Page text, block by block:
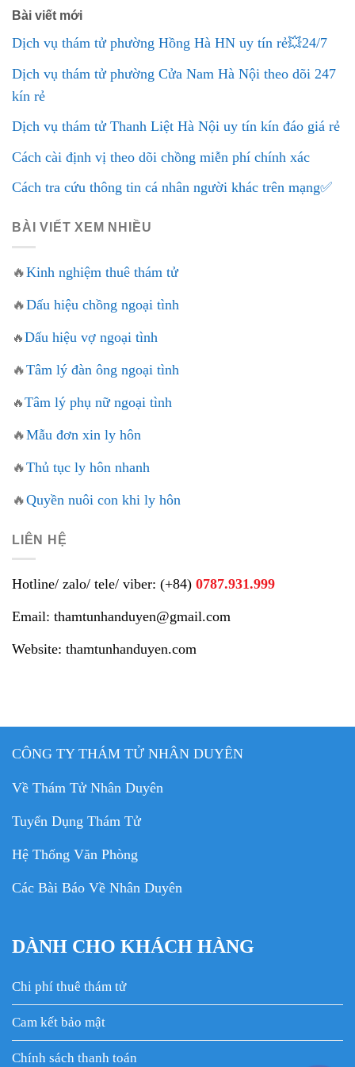
Bài viết mới
Dịch vụ thám tử phường Hồng Hà HN uy tín rẻ💥24/7
Dịch vụ thám tử phường Cửa Nam Hà Nội theo dõi 247
kín rẻ
Dịch vụ thám tử Thanh Liệt Hà Nội uy tín kín đáo giá rẻ
Cách cài định vị theo dõi chồng miễn phí chính xác
Cách tra cứu thông tin cá nhân người khác trên mạng✅
BÀI VIẾT XEM NHIỀU
🔥Kinh nghiệm thuê thám tử
🔥Dấu hiệu chồng ngoại tình
🔥Dấu hiệu vợ ngoại tình
🔥Tâm lý đàn ông ngoại tình
🔥Tâm lý phụ nữ ngoại tình
🔥Mẫu đơn xin ly hôn
🔥Thủ tục ly hôn nhanh
🔥Quyền nuôi con khi ly hôn
LIÊN HỆ
Hotline/ zalo/ tele/ viber: (+84) 0787.931.999
Email: thamtunhanduyen@gmail.com
Website: thamtunhanduyen.com
CÔNG TY THÁM TỬ NHÂN DUYÊN
Về Thám Tử Nhân Duyên
Tuyển Dụng Thám Tử
Hệ Thống Văn Phòng
Các Bài Báo Về Nhân Duyên
DÀNH CHO KHÁCH HÀNG
Chi phí thuê thám tử
Cam kết bảo mật
Chính sách thanh toán